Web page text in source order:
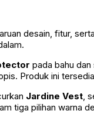
desain, fitur,
pada bahu dan
Produk ini
Jardine Vest,
tiga pilihan warna